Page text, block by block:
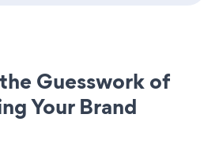
Guesswork of
Your Brand